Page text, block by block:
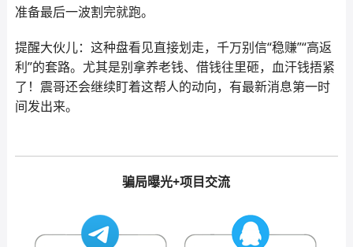
准备最后一波割完就跑。
提醒大伙儿：这种盘看见直接划走，千万别信“稳赚”“高返
利”的套路。尤其是别拿养老钱、借钱往里砸，血汗钱捂紧
了！震哥还会继续盯着这帮人的动向，有最新消息第一时
间发出来。
骗局曝光+项目交流